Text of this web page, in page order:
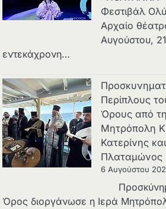
Φεστιβάλ
Αρχαίο
Αυγούστου,
εντεκάχρονη…
Περίπλους
Όρους από
Μητρόπολη
Κατερίνης και
Πλαταμώνος
6 Αυγούστου
Όρος διοργάνωσε η Ιερά